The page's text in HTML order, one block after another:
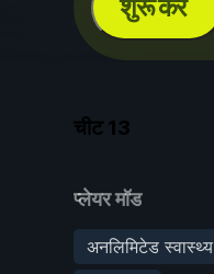
शुरू करें
चीट 13
प्लेयर मॉड
अनलिमिटेड स्वास्थ्य